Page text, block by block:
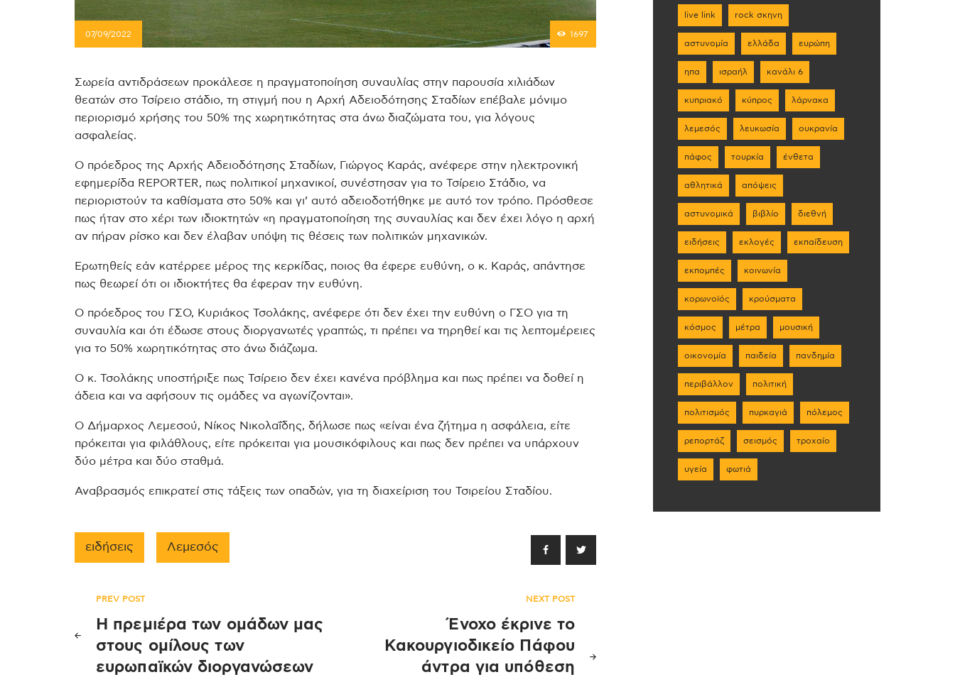
07/09/2022 1697
Σωρεία αντιδράσεων προκάλεσε η πραγματοποίηση συναυλίας στην παρουσία χιλιάδων
θεατών στο Τσίρειο στάδιο, τη στιγμή που η Αρχή Αδειοδότησης Σταδίων επέβαλε μόνιμο
περιορισμό χρήσης του 50% της χωρητικότητας στα άνω διαζώματα του, για λόγους
ασφαλείας.
Ο πρόεδρος της Αρχής Αδειοδότησης Σταδίων, Γιώργος Καράς, ανέφερε στην ηλεκτρονική
εφημερίδα REPORTER, πως πολιτικοί μηχανικοί, συνέστησαν για το Τσίρειο Στάδιο, να
περιοριστούν τα καθίσματα στο 50% και γι’ αυτό αδειοδοτήθηκε με αυτό τον τρόπο. Πρόσθεσε
πως ήταν στο χέρι των ιδιοκτητών «η πραγματοποίηση της συναυλίας και δεν έχει λόγο η αρχή
αν πήραν ρίσκο και δεν έλαβαν υπόψη τις θέσεις των πολιτικών μηχανικών.
Ερωτηθείς εάν κατέρρεε μέρος της κερκίδας, ποιος θα έφερε ευθύνη, ο κ. Καράς, απάντησε
πως θεωρεί ότι οι ιδιοκτήτες θα έφεραν την ευθύνη.
Ο πρόεδρος του ΓΣΟ, Κυριάκος Τσολάκης, ανέφερε ότι δεν έχει την ευθύνη ο ΓΣΟ για τη
συναυλία και ότι έδωσε στους διοργανωτές γραπτώς, τι πρέπει να τηρηθεί και τις λεπτομέρειες
για το 50% χωρητικότητας στο άνω διάζωμα.
Ο κ. Τσολάκης υποστήριξε πως Τσίρειο δεν έχει κανένα πρόβλημα και πως πρέπει να δοθεί η
άδεια και να αφήσουν τις ομάδες να αγωνίζονται».
Ο Δήμαρχος Λεμεσού, Νίκος Νικολαΐδης, δήλωσε πως «είναι ένα ζήτημα η ασφάλεια, είτε
πρόκειται για φιλάθλους, είτε πρόκειται για μουσικόφιλους και πως δεν πρέπει να υπάρχουν
δύο μέτρα και δύο σταθμά.
Αναβρασμός επικρατεί στις τάξεις των οπαδών, για τη διαχείριση του Τσιρείου Σταδίου.
ειδήσεις Λεμεσός
Πλοήγηση
άρθρων
PREV POST
Η πρεμιέρα των ομάδων μας
στους ομίλους των
ευρωπαϊκών διοργανώσεων
NEXT POST
Ένοχο έκρινε το
Κακουργιοδικείο Πάφου
άντρα για υπόθεση
live link rock σκηνη
αστυνομία ελλάδα ευρώπη
ηπα ισραήλ κανάλι 6
κυπριακό κύπρος λάρνακα
λεμεσός λευκωσία ουκρανία
πάφος τουρκία ένθετα
αθλητικά απόψεις
αστυνομικά βιβλίο διεθνή
ειδήσεις εκλογές εκπαίδευση
εκπομπές κοινωνία
κορωνοϊός κρούσματα
κόσμος μέτρα μουσική
οικονομία παιδεία πανδημία
περιβάλλον πολιτική
πολιτισμός πυρκαγιά πόλεμος
ρεπορτάζ σεισμός τροχαίο
υγεία φωτιά